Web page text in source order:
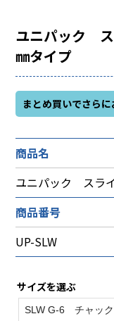
ユニパック
㎜タイプ
まとめ買いでさらに
商品名
ユニパック スラ
商品番号
UP-SLW
サイズを選ぶ